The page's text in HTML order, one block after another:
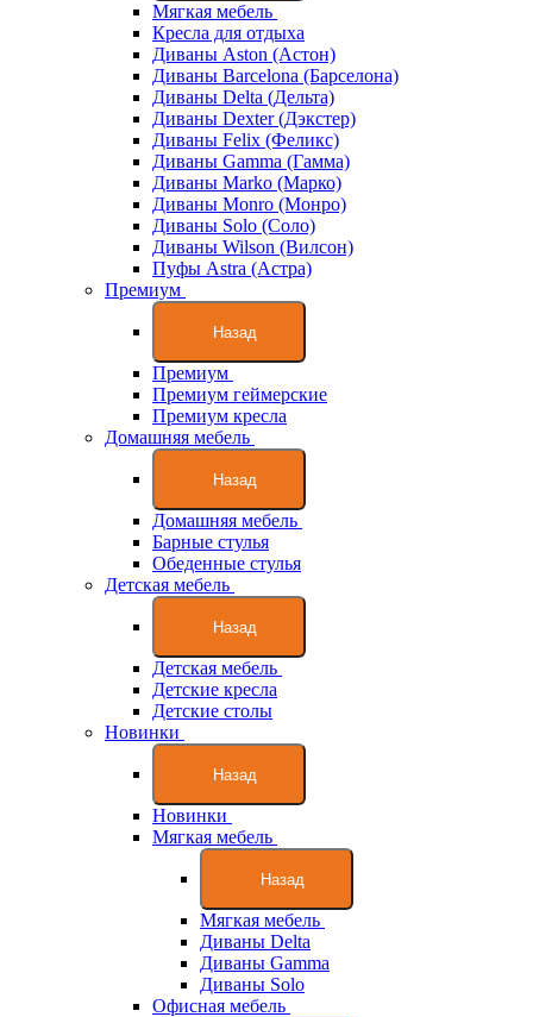
Мягкая мебель
Кресла для отдыха
Диваны Aston (Астон)
Диваны Barcelona (Барселона)
Диваны Delta (Дельта)
Диваны Dexter (Дэкстер)
Диваны Felix (Феликс)
Диваны Gamma (Гамма)
Диваны Marko (Марко)
Диваны Monro (Монро)
Диваны Solo (Соло)
Диваны Wilson (Вилсон)
Пуфы Astra (Астра)
Премиум
Назад
Премиум
Премиум геймерские
Премиум кресла
Домашняя мебель
Назад
Домашняя мебель
Барные стулья
Обеденные стулья
Детская мебель
Назад
Детская мебель
Детские кресла
Детские столы
Новинки
Назад
Новинки
Мягкая мебель
Назад
Мягкая мебель
Диваны Delta
Диваны Gamma
Диваны Solo
Офисная мебель